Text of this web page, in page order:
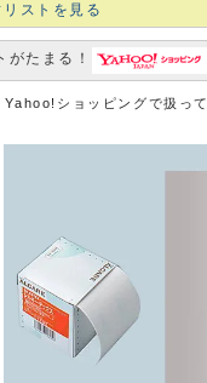
リストを見る
たまる！
ショッピングで扱っ